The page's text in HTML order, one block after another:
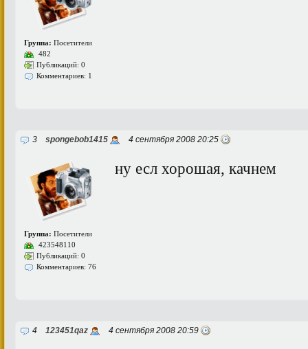
Группа: Посетители
482
Публикаций: 0
Комментариев: 1
3 spongebob1415 4 сентября 2008 20:25
Группа: Посетители
423548110
Публикаций: 0
Комментариев: 76
ну есл хорошая, качнем
4 123451qaz 4 сентября 2008 20:59